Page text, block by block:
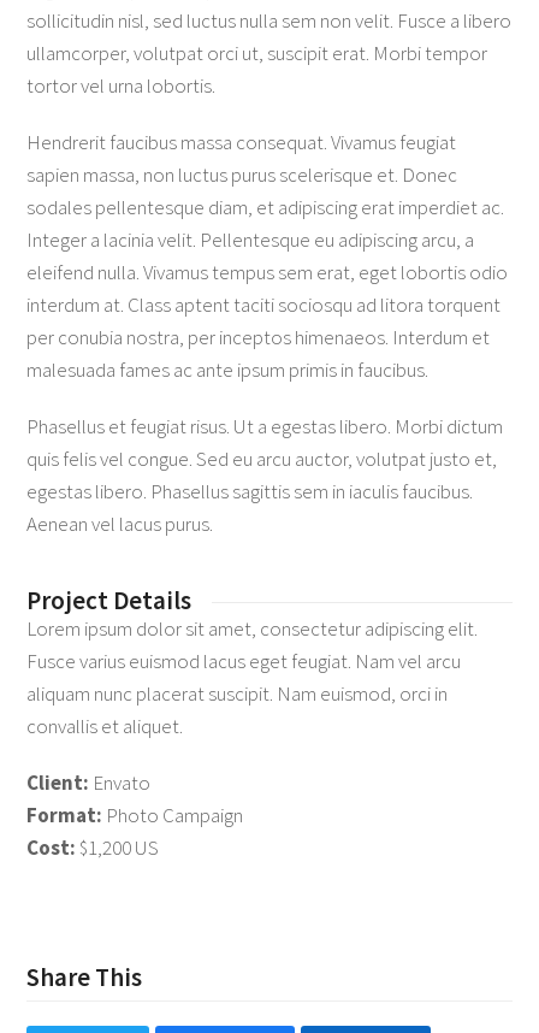
sollicitudin nisl, sed luctus nulla sem non velit. Fusce a libero
ullamcorper, volutpat orci ut, suscipit erat. Morbi tempor
tortor vel urna lobortis.
Hendrerit faucibus massa consequat. Vivamus feugiat
sapien massa, non luctus purus scelerisque et. Donec
sodales pellentesque diam, et adipiscing erat imperdiet ac.
Integer a lacinia velit. Pellentesque eu adipiscing arcu, a
eleifend nulla. Vivamus tempus sem erat, eget lobortis odio
interdum at. Class aptent taciti sociosqu ad litora torquent
per conubia nostra, per inceptos himenaeos. Interdum et
malesuada fames ac ante ipsum primis in faucibus.
Phasellus et feugiat risus. Ut a egestas libero. Morbi dictum
quis felis vel congue. Sed eu arcu auctor, volutpat justo et,
egestas libero. Phasellus sagittis sem in iaculis faucibus.
Aenean vel lacus purus.
Project Details
Lorem ipsum dolor sit amet, consectetur adipiscing elit.
Fusce varius euismod lacus eget feugiat. Nam vel arcu
aliquam nunc placerat suscipit. Nam euismod, orci in
convallis et aliquet.
Client: Envato
Format: Photo Campaign
Cost: $1,200 US
Share This